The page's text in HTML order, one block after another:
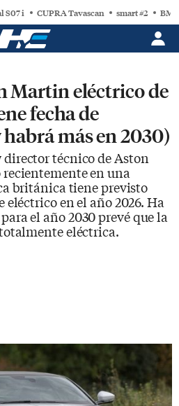
S07 i CUPRA Tavascan smart #2
Martin eléctrico de
fecha de
más en 2030)
director técnico de Aston
en una
británica tiene previsto
en el año 2026. Ha
el año 2030 prevé que la
eléctrica.